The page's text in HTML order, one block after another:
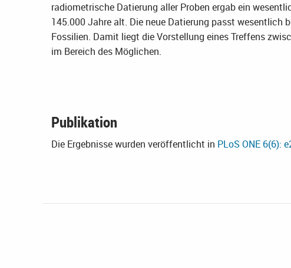
radiometrische Datierung aller Proben ergab ein
145.000 Jahre alt. Die neue Datierung passt wesentlich
Fossilien. Damit liegt die Vorstellung eines Treffens
im Bereich des Möglichen.
Publikation
Die Ergebnisse wurden veröffentlicht in PLoS ONE 6(6):